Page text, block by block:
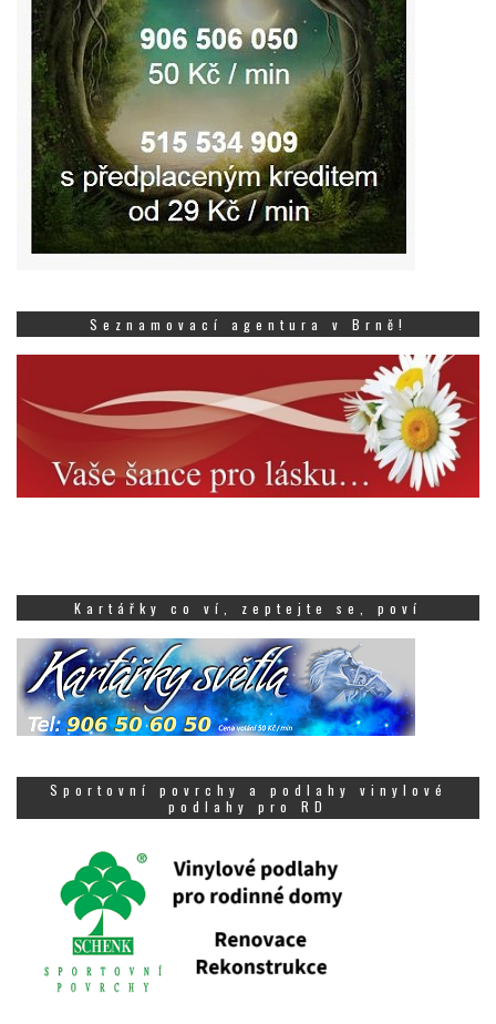
Seznamovací agentura v Brně!
Kartářky co ví, zeptejte se, poví
Sportovní povrchy a podlahy vinylové
podlahy pro RD